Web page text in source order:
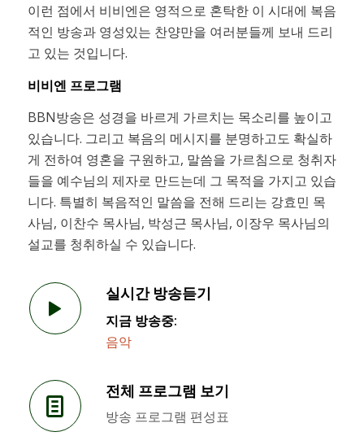
이런 점에서 비비엔은 영적으로 혼탁한 이 시대에 복음
적인 방송과 영성있는 찬양만을 여러분들께 보내 드리
고 있는 것입니다.
비비엔 프로그램
BBN방송은 성경을 바르게 가르치는 목소리를 높이고
있습니다. 그리고 복음의 메시지를 분명하고도 확실하
게 전하여 영혼을 구원하고, 말씀을 가르침으로 청취자
들을 예수님의 제자로 만드는데 그 목적을 가지고 있습
니다. 특별히 복음적인 말씀을 전해 드리는 강효민 목
사님, 이찬수 목사님, 박성근 목사님, 이장우 목사님의
설교를 청취하실 수 있습니다.
실시간 방송듣기
지금 방송중:
음악
전체 프로그램 보기
방송 프로그램 편성표